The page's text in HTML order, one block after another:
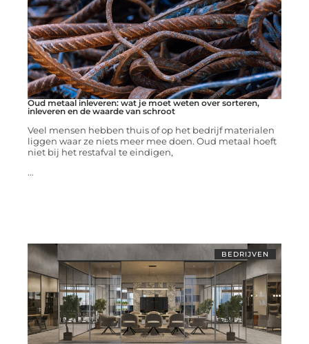
Oud metaal inleveren: wat je moet weten over sorteren,
inleveren en de waarde van schroot
Veel mensen hebben thuis of op het bedrijf materialen
liggen waar ze niets meer mee doen. Oud metaal hoeft
niet bij het restafval te eindigen,
...
BEDRIJVEN